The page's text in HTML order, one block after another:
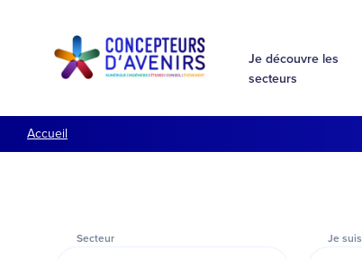
Je découvre les
secteurs
Accueil
Secteur Je suis